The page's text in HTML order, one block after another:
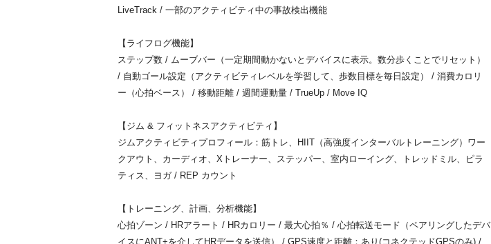
LiveTrack / 一部のアクティビティ中の事故検出機能
【ライフログ機能】
ステップ数 / ムーブバー（一定期間動かないとデバイスに表示。数分歩くことでリセット）
/ 自動ゴール設定（アクティビティレベルを学習して、歩数目標を毎日設定） / 消費カロリ
ー（心拍ベース） / 移動距離 / 週間運動量 / TrueUp / Move IQ
【ジム & フィットネスアクティビティ】
ジムアクティビティプロフィール：筋トレ、HIIT（高強度インターバルトレーニング）ワー
クアウト、カーディオ、Xトレーナー、ステッパー、室内ローイング、トレッドミル、ピラ
ティス、ヨガ / REP カウント
【トレーニング、計画、分析機能】
心拍ゾーン / HRアラート / HRカロリー / 最大心拍％ / 心拍転送モード（ペアリングしたデバ
イスにANT+を介してHRデータを送信） / GPS速度と距離：あり(コネクテッドGPSのみ) /